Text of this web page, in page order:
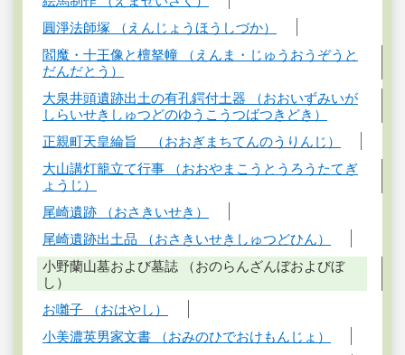
圓淨法師塚 （えんじょうほうしづか）
閻魔・十王像と檀拏幢 （えんま・じゅうおうぞうと
だんだとう）
大泉井頭遺跡出土の有孔鍔付土器 （おおいずみいが
しらいせきしゅつどのゆうこうつばつきどき）
正親町天皇綸旨 （おおぎまちてんのうりんじ）
大山講灯籠立て行事 （おおやまこうとうろうたてぎ
ょうじ）
尾崎遺跡 （おさきいせき）
尾崎遺跡出土品 （おさきいせきしゅつどひん）
小野蘭山墓および墓誌 （おのらんざんぼおよびぼ
し）
お囃子 （おはやし）
小美濃英男家文書 （おみのひでおけもんじょ）